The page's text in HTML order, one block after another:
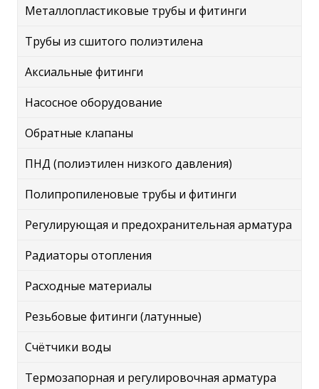
Металлопластиковые трубы и фитинги
Трубы из сшитого полиэтилена
Аксиальные фитинги
Насосное оборудование
Обратные клапаны
ПНД (полиэтилен низкого давления)
Полипропиленовые трубы и фитинги
Регулирующая и предохранительная арматура
Радиаторы отопления
Расходные материалы
Резьбовые фитинги (латунные)
Счётчики воды
Термозапорная и регулировочная арматура